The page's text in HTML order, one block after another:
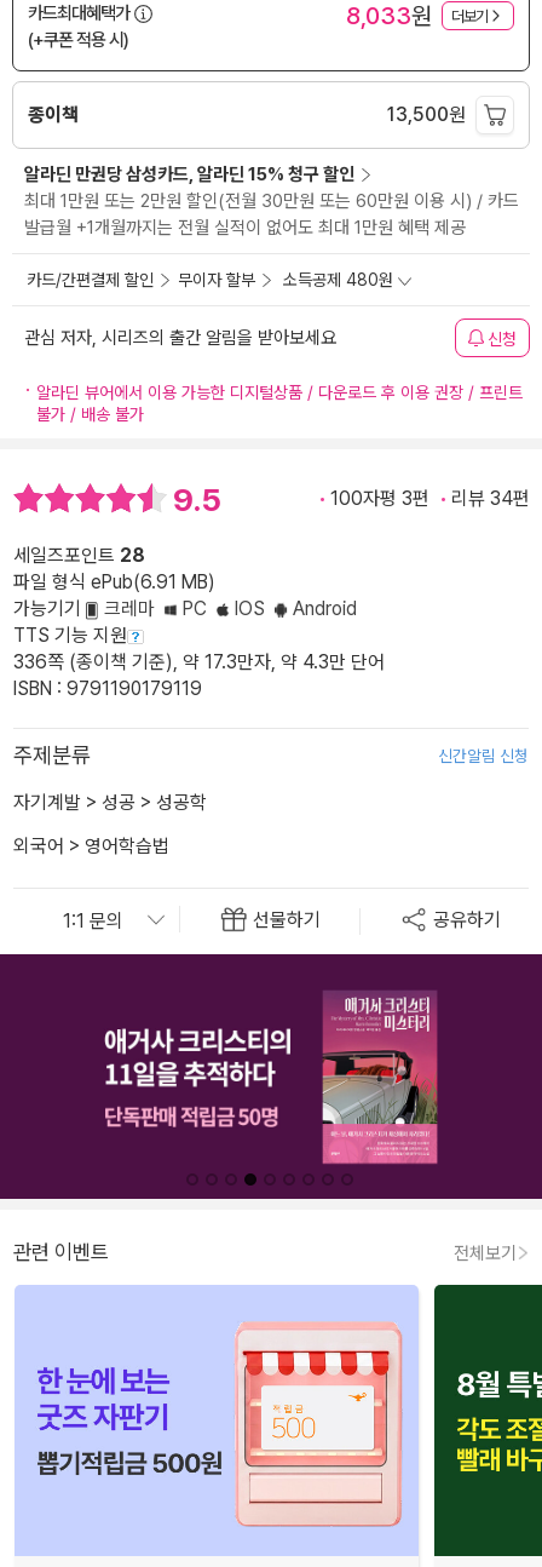
카드최대혜택가
(+쿠폰 적용 시)
8,033원 더보기
종이책 13,500원
알라딘 만권당 삼성카드, 알라딘 15% 청구 할인
최대 1만원 또는 2만원 할인(전월 30만원 또는 60만원 이용 시) / 카드
발급월 +1개월까지는 전월 실적이 없어도 최대 1만원 혜택 제공
카드/간편결제 할인 무이자 할부 소득공제 480원
관심 저자, 시리즈의 출간 알림을 받아보세요 신청
알라딘 뷰어에서 이용 가능한 디지털상품 / 다운로드 후 이용 권장 / 프린트
불가 / 배송 불가
9.5 100자평 3편 리뷰 34편
세일즈포인트 28
파일 형식 ePub(6.91 MB)
가능기기
크레마 PC IOS
Android
TTS 기능 지원
336쪽 (종이책 기준), 약 17.3만자, 약 4.3만 단어
ISBN : 9791190179119
주제분류 신간알림 신청
자기계발 > 성공 > 성공학
외국어 > 영어학습법
선물하기 공유하기
관련 이벤트 전체보기